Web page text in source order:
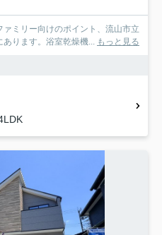
ァミリー向けのポイント、流山市立
ります。浴室乾燥機... もっと見る